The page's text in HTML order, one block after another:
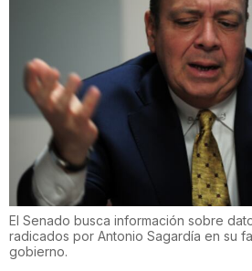
El Senado busca información sobre
radicados por Antonio Sagardía en su
gobierno.